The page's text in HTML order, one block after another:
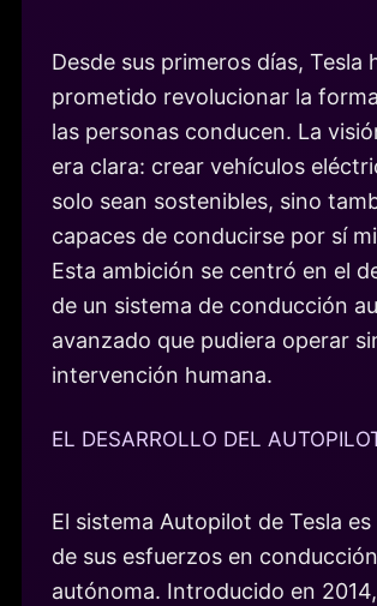
Desde sus primeros días, Tesla
prometido revolucionar la
las personas conducen. La
era clara: crear vehículos
solo sean sostenibles, sino
capaces de conducirse por sí
Esta ambición se centró en el
de un sistema de conducción
avanzado que pudiera operar
intervención humana.
EL DESARROLLO DEL
El sistema Autopilot de Tesla es
de sus esfuerzos en conducción
autónoma. Introducido en